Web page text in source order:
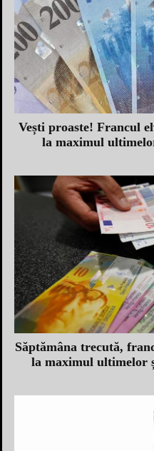
Vești proaste! Francul
la maximul
Săptămâna trecută,
la maximul ultimelor